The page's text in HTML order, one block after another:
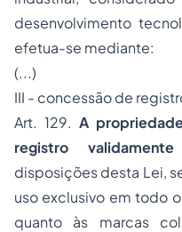
desenvolvimento
efetua-se mediante:
(...)
III - concessão de
Art. 129.A
registro
disposições desta Lei,
uso exclusivo em todo
quanto às marcas